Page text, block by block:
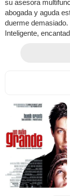
su asesora
abogada y aguda
duerme
Inteligente,